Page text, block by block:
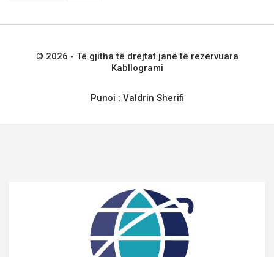
© 2026 - Të gjitha të drejtat janë të rezervuara
Kabllogrami
Punoi : Valdrin Sherifi